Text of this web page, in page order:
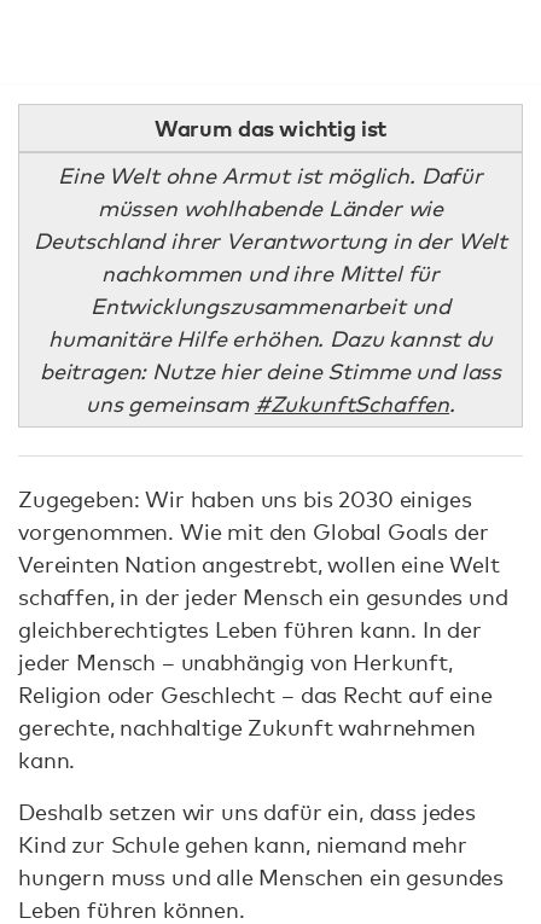
Warum das wichtig ist
Eine Welt ohne Armut ist möglich. Dafür
müssen wohlhabende Länder wie
Deutschland ihrer Verantwortung in der Welt
nachkommen und ihre Mittel für
Entwicklungszusammenarbeit und
humanitäre Hilfe erhöhen. Dazu kannst du
beitragen: Nutze hier deine Stimme und lass
uns gemeinsam #ZukunftSchaffen.
Zugegeben: Wir haben uns bis 2030 einiges
vorgenommen. Wie mit den Global Goals der
Vereinten Nation angestrebt, wollen eine Welt
schaffen, in der jeder Mensch ein gesundes und
gleichberechtigtes Leben führen kann. In der
jeder Mensch – unabhängig von Herkunft,
Religion oder Geschlecht – das Recht auf eine
gerechte, nachhaltige Zukunft wahrnehmen
kann.
Deshalb setzen wir uns dafür ein, dass jedes
Kind zur Schule gehen kann, niemand mehr
hungern muss und alle Menschen ein gesundes
Leben führen können.